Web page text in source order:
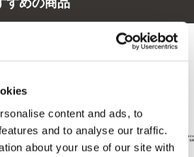
content and ads, to
and to analyse our traffic.
about your use of our site with
すめの商品